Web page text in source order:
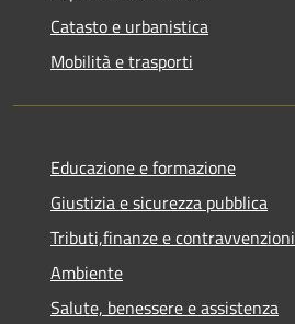
Catasto e urbanistica
Mobilità e trasporti
Educazione e formazione
Giustizia e sicurezza pubblica
Tributi,finanze e contravvenzioni
Ambiente
Salute, benessere e assistenza